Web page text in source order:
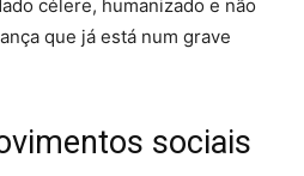
célere, humanizado e não
que já está num grave
sociais